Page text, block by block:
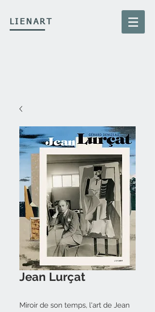
LIENART
Jean Lurçat
Miroir de son temps, l'art de Jean